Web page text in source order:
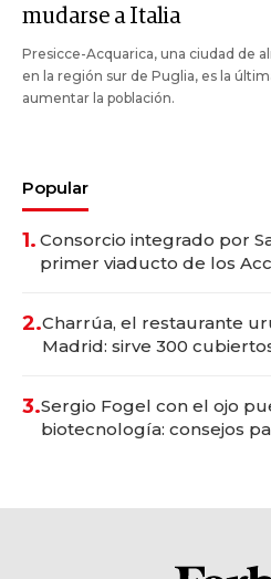
mudarse a Italia
Presicce-Acquarica, una ciudad de
en la región sur de Puglia, es la
aumentar la población.
Popular
1. Consorcio integrado por
primer viaducto de los
2.Charrúa, el restaurante
Madrid: sirve 300
3.Sergio Fogel con el ojo
biotecnología: consejos